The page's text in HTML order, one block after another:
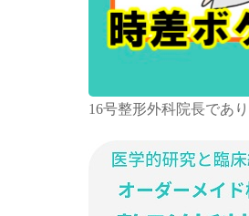
16号整形外科院長であり